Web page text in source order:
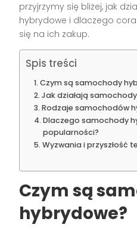
przyjrzymy się bliżej, jak
hybrydowe i dlaczego
się na ich zakup.
Spis treści
Czym są samochody
Jak działają
Rodzaje samochodów
Dlaczego samochody
popularności?
Wyzwania i przyszłość
Czym są
hybrydowe?